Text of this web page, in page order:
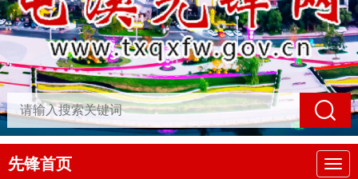
导
先锋首页